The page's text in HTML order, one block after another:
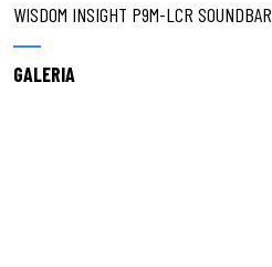
WISDOM INSIGHT P9M-LCR SOUNDBAR
GALERIA